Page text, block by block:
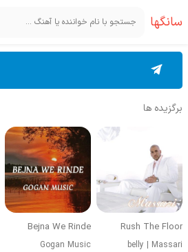
سانگها
برگزیده ها
Rush The Floor
belly | Massari
Bejna We Rinde
Gogan Music